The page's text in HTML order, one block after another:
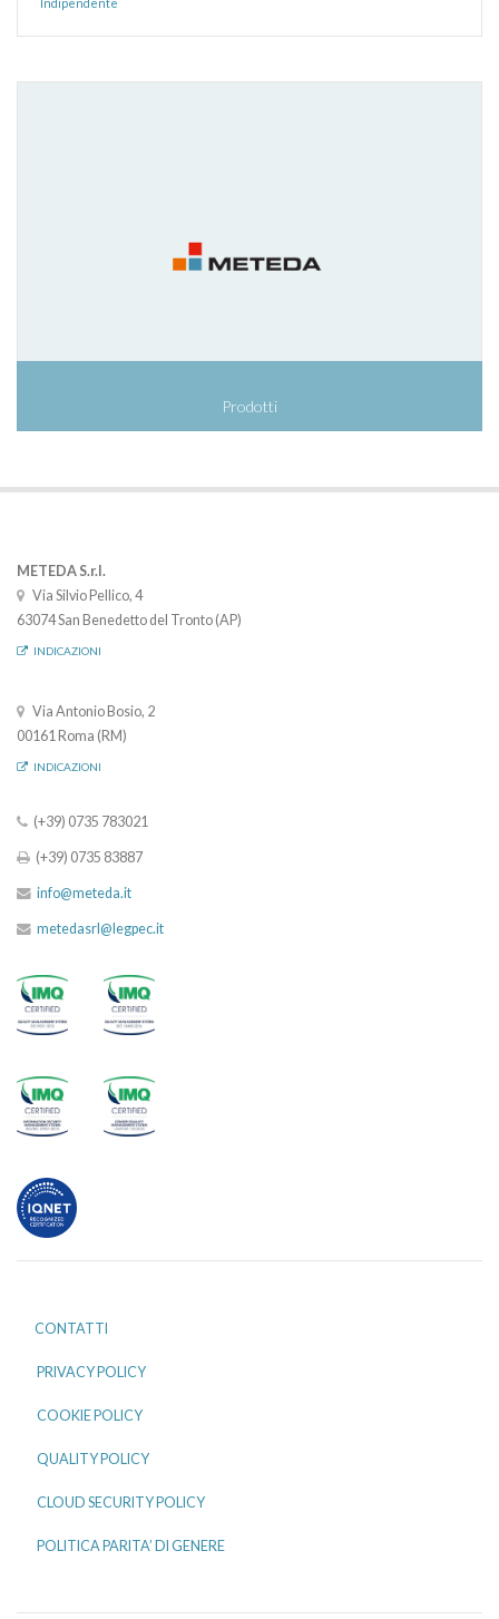
Prodotti
METEDA S.r.l.
Via Silvio Pellico, 4
63074 San Benedetto del Tronto (AP)
INDICAZIONI
Via Antonio Bosio, 2
00161 Roma (RM)
INDICAZIONI
(+39) 0735 783021
(+39) 0735 83887
info@meteda.it
metedasrl@legpec.it
CONTATTI
PRIVACY POLICY
COOKIE POLICY
QUALITY POLICY
CLOUD SECURITY POLICY
POLITICA PARITA’ DI GENERE